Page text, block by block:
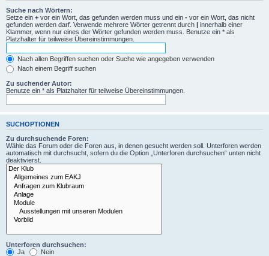
Suche nach Wörtern:
Setze ein + vor ein Wort, das gefunden werden muss und ein - vor ein Wort, das nicht
gefunden werden darf. Verwende mehrere Wörter getrennt durch | innerhalb einer
Klammer, wenn nur eines der Wörter gefunden werden muss. Benutze ein * als
Platzhalter für teilweise Übereinstimmungen.
Nach allen Begriffen suchen oder Suche wie angegeben verwenden
Nach einem Begriff suchen
Zu suchender Autor:
Benutze ein * als Platzhalter für teilweise Übereinstimmungen.
SUCHOPTIONEN
Zu durchsuchende Foren:
Wähle das Forum oder die Foren aus, in denen gesucht werden soll. Unterforen werden
automatisch mit durchsucht, sofern du die Option „Unterforen durchsuchen“ unten nicht
deaktivierst.
Unterforen durchsuchen:
Ja
Nein